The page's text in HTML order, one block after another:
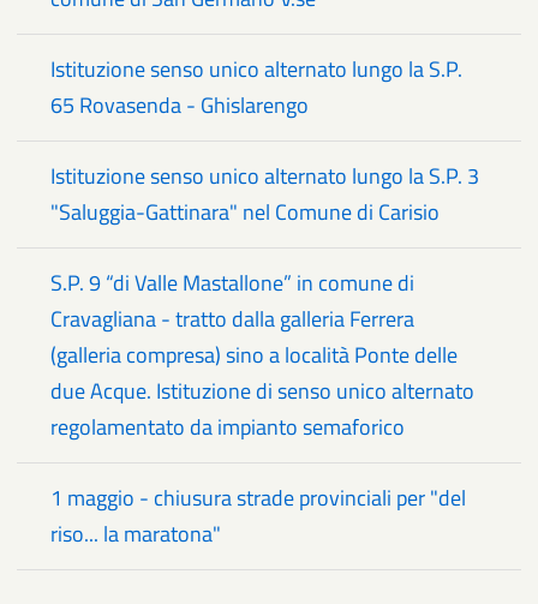
Istituzione senso unico alternato lungo la S.P.
65 Rovasenda - Ghislarengo
Istituzione senso unico alternato lungo la S.P. 3
"Saluggia-Gattinara" nel Comune di Carisio
S.P. 9 “di Valle Mastallone” in comune di
Cravagliana - tratto dalla galleria Ferrera
(galleria compresa) sino a località Ponte delle
due Acque. Istituzione di senso unico alternato
regolamentato da impianto semaforico
1 maggio - chiusura strade provinciali per "del
riso... la maratona"